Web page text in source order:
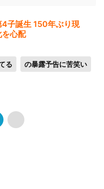
子誕生 150年ぶり現
心配
る の暴露予告に苦笑い